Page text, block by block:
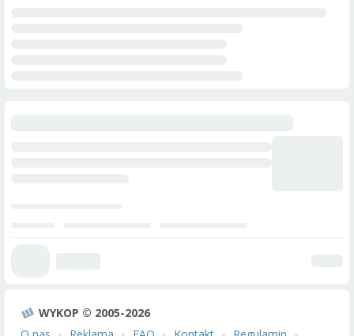
WYKOP © 2005-2026